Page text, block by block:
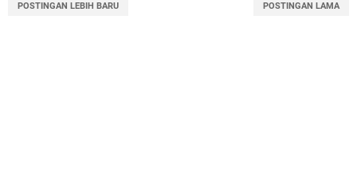
POSTINGAN LEBIH BARU POSTINGAN LAMA